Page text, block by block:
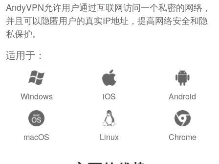
AndyVPN允许用户通过互联网访问一个私密的网络，
并且可以隐匿用户的真实IP地址，提高网络安全和隐
私保护。
适用于：
Windows iOS Android
macOS Linux Chrome